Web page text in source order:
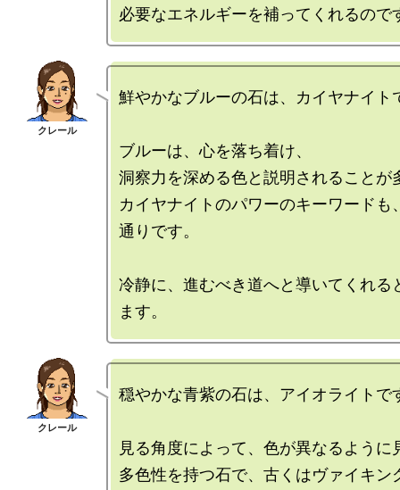
鮮やかなブルーの石は、カイヤナイト
ブルーは、心を落ち着け、
洞察力を深める色と説明されることが
カイヤナイトのパワーのキーワードも
通りです。
冷静に、進むべき道へと導いてくれる
穏やかな青紫の石は、アイオライトで
見る角度によって、色が異なるように
多色性を持つ石で、古くはヴァイキン